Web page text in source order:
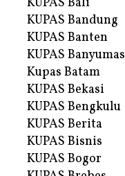
KUPAS Bandung
KUPAS Banten
KUPAS Banyumas
Kupas Batam
KUPAS Bekasi
KUPAS Bengkulu
KUPAS Berita
KUPAS Bisnis
KUPAS Bogor